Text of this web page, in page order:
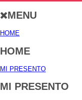
MENU
HOME
HOME
MI PRESENTO
MI PRESENTO